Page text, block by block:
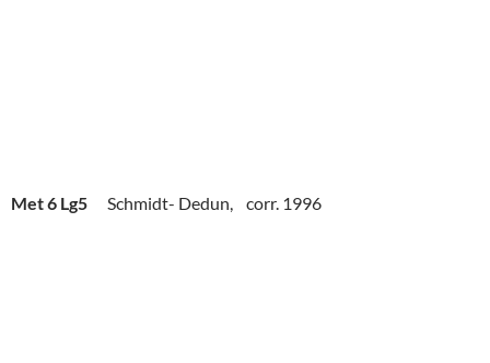
Met 6 Lg5 Schmidt- Dedun, corr. 1996